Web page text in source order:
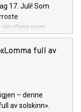
17. Juli! Som
plass som
og ujålete
full av
– denne
av solskinn».